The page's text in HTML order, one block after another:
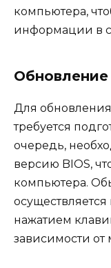
компьютера,
информации в
Обновление
Для обновления
требуется
очередь,
версию BIOS,
компьютера.
осуществляется
нажатием
зависимости от